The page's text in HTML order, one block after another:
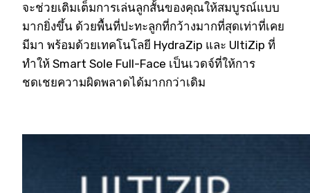
จะช่วยเติมเต็มการเล่นลูกสั้นของคุณให้สมบูรณ์แบบ
มากยิ่งขึ้น ด้วยพื้นที่ปะทะลูกที่กว้างมากที่สุดเท่าที่เคย
มีมา พร้อมด้วยเทคโนโลยี HydraZip และ UltiZip ที่
ทำให้ Smart Sole Full-Face เป็นเวดจ์ที่ให้การ
ชดเชยความผิดพลาดได้มากกว่าเดิม